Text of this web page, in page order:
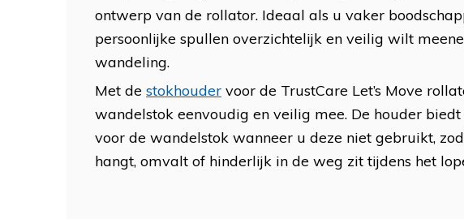
ontwerp van de rollator. Ideaal als u vaker
persoonlijke spullen overzichtelijk en veilig wilt
wandeling.
Met de stokhouder voor de TrustCare Let’s Move
wandelstok eenvoudig en veilig mee. De houder
voor de wandelstok wanneer u deze niet gebruikt,
hangt, omvalt of hinderlijk in de weg zit tijdens het